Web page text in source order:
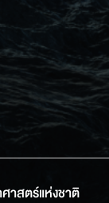
สตร์แห่งชาติ